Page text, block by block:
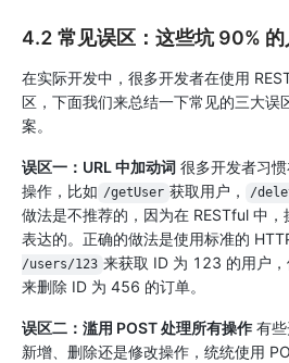
4.2 常见误区：这些坑 90%
在实际开发中，很多开发者在使用
区，下面我们来总结一下常见的三大误
案。
误区一：URL 中加动词 很多开发者习
操作，比如 /getUser 获取用户， /
做法是不推荐的，因为在 RESTful 中
表达的。正确的做法是使用标准的
/users/123 来获取 ID 为 123 的用户，
来删除 ID 为 456 的订单。
误区二：滥用 POST 处理所有操作 有
新增、删除还是修改操作，统统使用